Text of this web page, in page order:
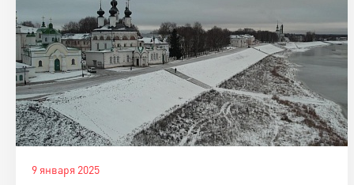
9 января 2025